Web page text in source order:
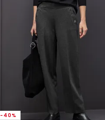
-40%